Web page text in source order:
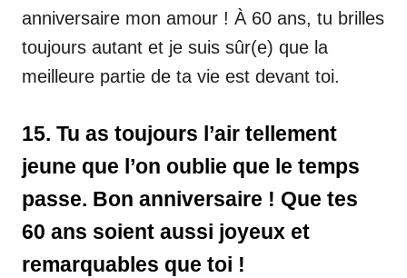
anniversaire mon amour ! À 60 ans, tu brilles
toujours autant et je suis sûr(e) que la
meilleure partie de ta vie est devant toi.
15. Tu as toujours l’air tellement
jeune que l’on oublie que le temps
passe. Bon anniversaire ! Que tes
60 ans soient aussi joyeux et
remarquables que toi !